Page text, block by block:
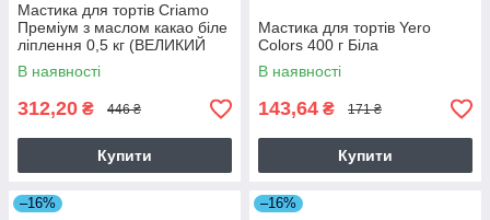
Мастика для тортів Criamo
Преміум з маслом какао біле
ліплення 0,5 кг (ВЕЛИКИЙ
РЕБРЕНДІНГ CRIAMO-
LOVKE)
В наявності
312,20 ₴ 446 ₴
Купити
Мастика для тортів Yero
Colors 400 г Біла
В наявності
143,64 ₴ 171 ₴
Купити
–16% –16%